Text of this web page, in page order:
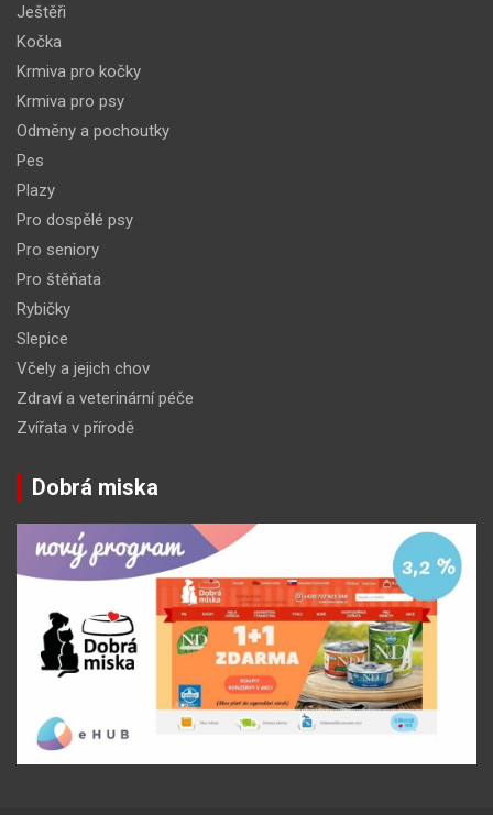
Ještěři
Kočka
Krmiva pro kočky
Krmiva pro psy
Odměny a pochoutky
Pes
Plazy
Pro dospělé psy
Pro seniory
Pro štěňata
Rybičky
Slepice
Včely a jejich chov
Zdraví a veterinární péče
Zvířata v přírodě
Dobrá miska